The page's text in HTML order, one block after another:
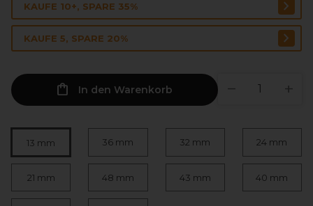
KAUFE 10+, SPARE 35%
KAUFE 5, SPARE 20%
In den Warenkorb
13 mm 36 mm 32 mm 24 mm
21 mm 48 mm 43 mm 40 mm